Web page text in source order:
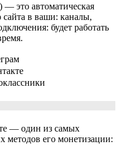
— это автоматическая
сайта в ваши: каналы,
будет работать
— один из самых
методов его монетизации: